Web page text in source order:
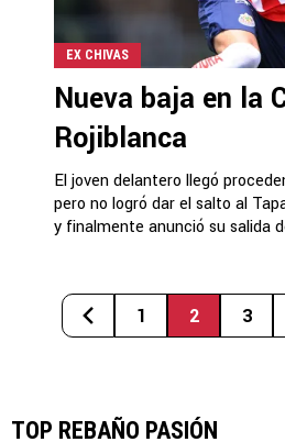
EX CHIVAS
Nueva baja en la
Rojiblanca
El joven delantero llegó
pero no logró dar el salto al
y finalmente anunció su salida
1 2 3
TOP REBAÑO PASIÓN